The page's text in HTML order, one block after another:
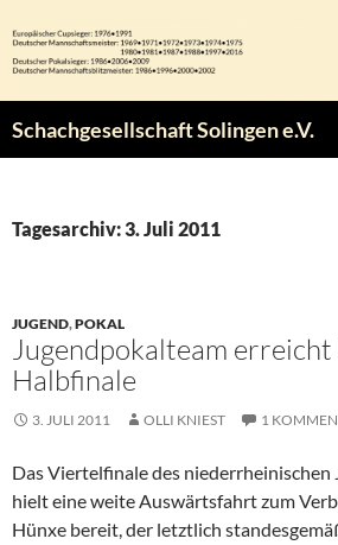
Inhalt
springen
Schachgesellschaft Solingen e.V.
Tagesarchiv: 3. Juli 2011
JUGEND,POKAL
Jugendpokalteam
Halbfinale
3. JULI 2011 OLLI KNIEST 1
Das Viertelfinale des
hielt eine weite Auswärtsfahrt zum
Hünxe bereit, der letztlich